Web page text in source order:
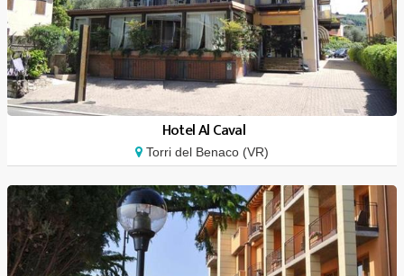
Hotel Al Caval
Torri del Benaco (VR)